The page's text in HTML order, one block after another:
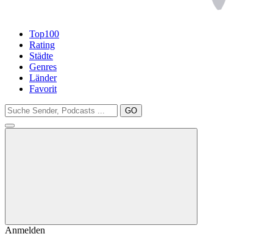
Top100
Rating
Städte
Genres
Länder
Favorit
GO
Anmelden